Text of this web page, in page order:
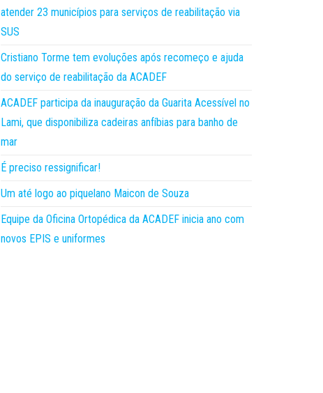
atender 23 municípios para serviços de reabilitação via
SUS
Cristiano Torme tem evoluções após recomeço e ajuda
do serviço de reabilitação da ACADEF
ACADEF participa da inauguração da Guarita Acessível no
Lami, que disponibiliza cadeiras anfíbias para banho de
mar
É preciso ressignificar!
Um até logo ao piquelano Maicon de Souza
Equipe da Oficina Ortopédica da ACADEF inicia ano com
novos EPIS e uniformes